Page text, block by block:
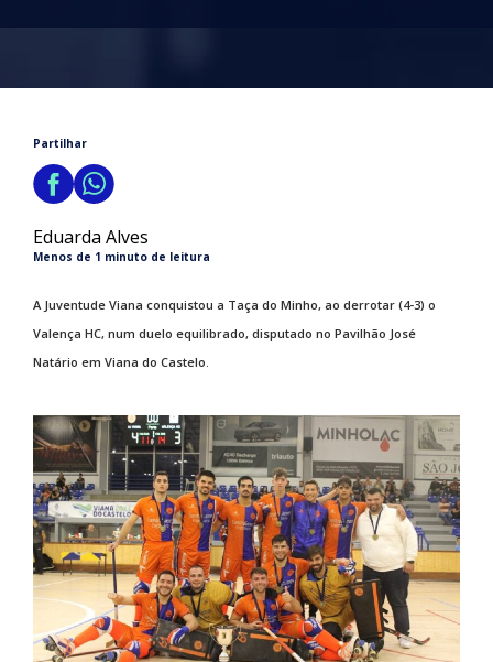
Partilhar
Eduarda Alves
Menos de 1 minuto de leitura
A Juventude Viana conquistou a Taça do Minho, ao derrotar (4-3) o
Valença HC, num duelo equilibrado, disputado no Pavilhão José
Natário em Viana do Castelo.